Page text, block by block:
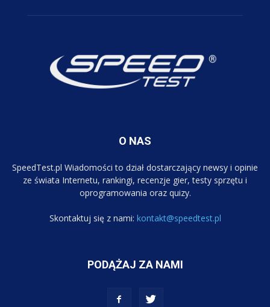
O NAS
SpeedTest.pl Wiadomości to dział dostarczający newsy i opinie
ze świata Internetu, rankingi, recenzje gier, testy sprzętu i
oprogramowania oraz quizy.
Skontaktuj się z nami: kontakt@speedtest.pl
PODĄŻAJ ZA NAMI